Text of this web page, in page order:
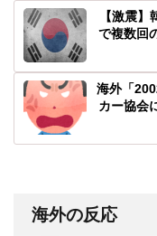
【激震
で複数回
海外「
カー協会
海外の反応